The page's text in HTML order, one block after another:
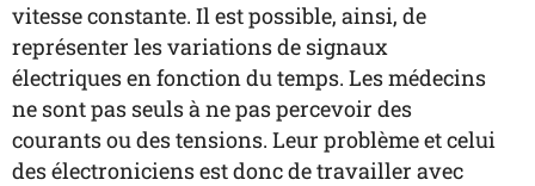
vitesse constante. Il est possible, ainsi, de
représenter les variations de signaux
électriques en fonction du temps. Les médecins
ne sont pas seuls à ne pas percevoir des
courants ou des tensions. Leur problème et celui
des électroniciens est donc de travailler avec